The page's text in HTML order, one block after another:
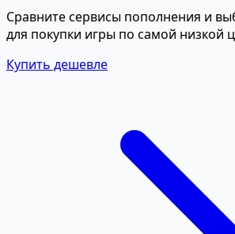
Сравните сервисы пополнения и
для покупки игры по самой низкой
Купить дешевле